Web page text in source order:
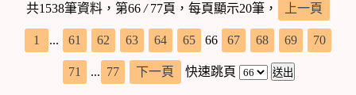
共1538筆資料，第66/77頁，每頁顯示20筆， 上一頁
1 ... 61 62 63 64 65 66 67 68 69 70
71 ... 77 下一頁 快速跳頁